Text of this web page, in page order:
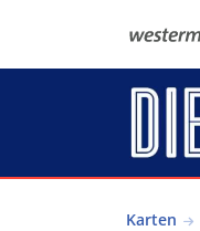
Karten